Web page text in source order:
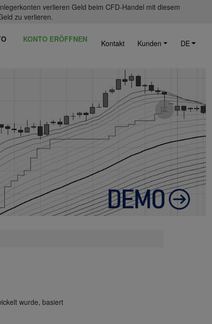
verlieren Geld beim CFD-Handel mit diesem
zu verlieren.
KONTO ERÖFFNEN Kontakt Kunden DE
wurde, basiert